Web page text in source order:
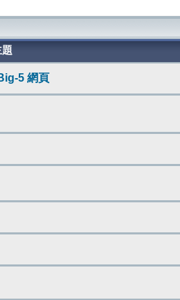
題
5 網頁